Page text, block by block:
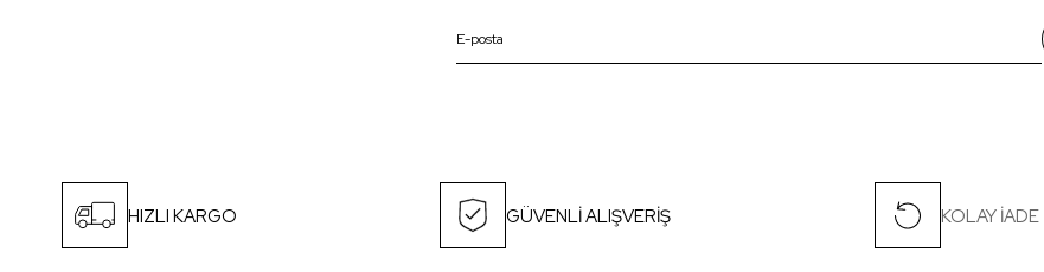
HIZLI KARGO GÜVENLİ ALIŞVERİŞ KOLAY İADE